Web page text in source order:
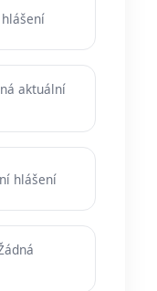
aktuální
hlášení